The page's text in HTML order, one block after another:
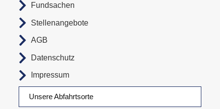
Unsere Abfahrtsorte
Fundsachen
Stellenangebote
AGB
Datenschutz
Impressum